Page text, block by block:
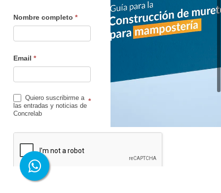
Formulario
de
guia
de
Nombre completo *
Email *
*
Quiero suscribirme a
las entradas y noticias de
Concrelab